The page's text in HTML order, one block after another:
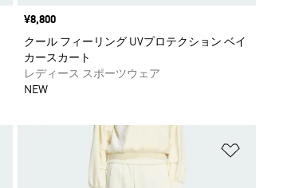
価格
¥8,800
クール フィーリング UVプロテクション ベイ
カースカート
レディース スポーツウェア
NEW
ほしいものリストに追加